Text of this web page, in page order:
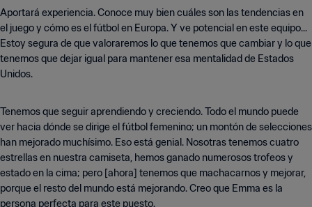
Aportará experiencia. Conoce muy bien cuáles son las tendencias en
el juego y cómo es el fútbol en Europa. Y ve potencial en este equipo...
Estoy segura de que valoraremos lo que tenemos que cambiar y lo que
tenemos que dejar igual para mantener esa mentalidad de Estados
Unidos.
Tenemos que seguir aprendiendo y creciendo. Todo el mundo puede
ver hacia dónde se dirige el fútbol femenino; un montón de selecciones
han mejorado muchísimo. Eso está genial. Nosotras tenemos cuatro
estrellas en nuestra camiseta, hemos ganado numerosos trofeos y
estado en la cima; pero [ahora] tenemos que machacarnos y mejorar,
porque el resto del mundo está mejorando. Creo que Emma es la
persona perfecta para este puesto.